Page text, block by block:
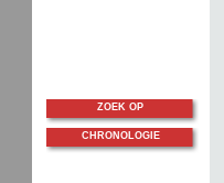
ZOEK OP
CHRONOLOGIE